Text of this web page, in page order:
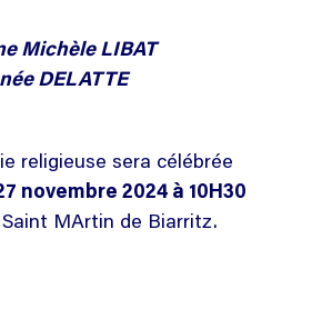
Michèle LIBAT
née DELATTE
religieuse sera célébrée
novembre 2024 à 10H30
Saint MArtin de Biarritz.